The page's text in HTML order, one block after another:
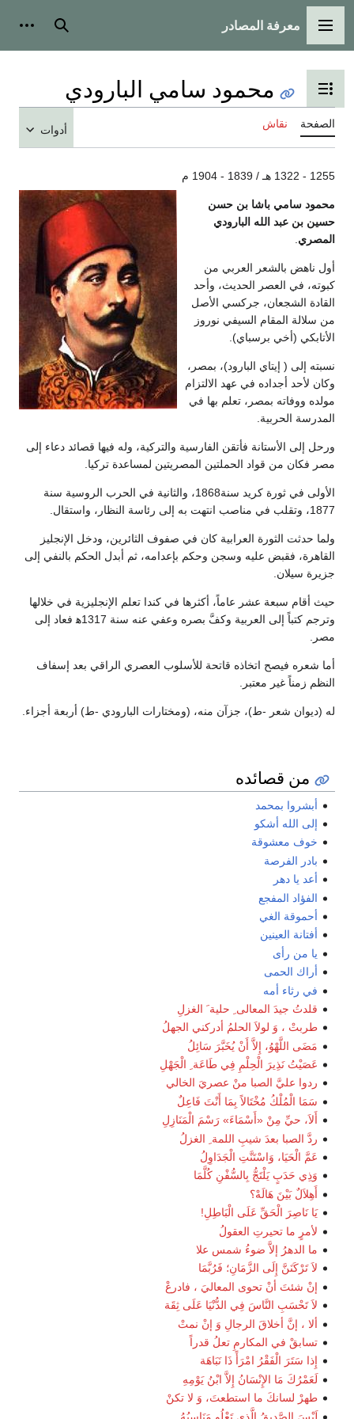
القائمة الرئيسية
معرفة المصادر بحث
تبديل عرض جدول المحتويات
محمود سامي البارودي
الصفحة نقاش أدوات
1255 - 1322 هـ / 1839 - 1904 م
محمود سامي باشا بن حسن
حسين بن عبد الله البارودي
المصري
أول ناهض بالشعر العربي من
كبوته، في العصر الحديث، وأحد
القادة الشجعان، جركسي الأصل
من سلالة المقام السيفي نوروز
الأتابكي (أخي برسباي).
نسبته إلى ( إيتاي البارود)، بمصر،
وكان لأحد أجداده في عهد الالتزام
مولده ووفاته بمصر، تعلم بها في
المدرسة الحربية.
ورحل إلى الأستانة فأتقن الفارسية والتركية، وله فيها قصائد دعاء إلى
مصر فكان من قواد الحملتين المصريتين لمساعدة تركيا.
الأولى في ثورة كريد سنة1868، والثانية في الحرب الروسية سنة
1877، وتقلب في مناصب انتهت به إلى رئاسة النظار، واستقال.
ولما حدثت الثورة العرابية كان في صفوف الثائرين، ودخل الإنجليز
القاهرة، فقبض عليه وسجن وحكم بإعدامه، ثم أبدل الحكم بالنفي إلى
جزيرة سيلان.
حيث أقام سبعة عشر عاماً، أكثرها في كندا تعلم الإنجليزية في خلالها
وترجم كتباً إلى العربية وكفَّ بصره وعفي عنه سنة 1317ه‍ فعاد إلى
مصر.
أما شعره فيصح اتخاذه قاتحة للأسلوب العصري الراقي بعد إسفاف
النظم زمناً غير معتبر.
له (ديوان شعر -ط)، جزآن منه، (ومختارات البارودي -ط) أربعة أجزاء.
من قصائده
أبشروا بمحمد
إلى الله أشكو
خوف معشوقة
بادر الفرصة
أعد يا دهر
الفؤاد المفجع
أحموقة الغي
أفتانة العينين
يا من رأى
أراك الحمى
في رثاء أمه
قلدتُ جيدَ المعالى ِ حلية َ الغزلِ
طربتْ ، وَ لولاَ الحلمُ أدركني الجهلُ
مَضَى اللَّهْوُ، إِلاَّ أَنْ يُخَبَّرَ سَائِلُ
عَصَيْتُ نَذِيرَ الْحِلْمِ فِي طَاعَة ِ الْجَهْلِ
ردوا عليَّ الصبا منْ عصريَ الخالي
سَمَا الْمُلْكُ مُخْتَالاً بِمَا أَنْتَ فَاعِلٌ
أَلاَ، حيِّ مِنْ «أَسْمَاءَ» رَسْمَ الْمَنَازِلِ
ردَّ الصبا بعدَ شيبِ اللمة ِ الغزلُ
عَمَّ الْحَيَا، وَاسْتَنَّتِ الْجَدَاوِلُ
وَذِي حَدَبٍ يَلْتَجُّ بِالسُّفْنِ كُلَّمَا
أَهِلاَلٌ بَيْنَ هَالَهْ؟
يَا نَاصِرَ الْحَقِّ عَلَى الْبَاطِلِ!
لأمرٍ ما تحيرتِ العقولُ
ما الدهرُ إلاَّ ضوءُ شمس علا
لاَ تَرْكَنَنَّ إِلَى الزَّمَانِ؛ فَرُبَّمَا
إنْ شئتَ أنْ تحوى المعاليَ ، فادرعْ
لاَ تَحْسَبِ النَّاسَ فِي الدُّنْيَا عَلَى ثِقَة
ألا ، إنَّ أخلاقَ الرجالِ وَ إنْ نمتْ
تسابقْ في المكارمِ تعلُ قدراً
إِذا سَتَرَ الْفَقْرُ امْرَأً ذَا نَبَاهَة
لَعَمْرُكَ مَا الإِنْسَانُ إِلاَّ ابْنُ يَوْمِهِ
طهرْ لسانكَ ما استطعتَ، وَ لا تكنْ
لَيْسَ الصَّدِيقُ الَّذِي تَعْلُو مَنَاسِبُهُ